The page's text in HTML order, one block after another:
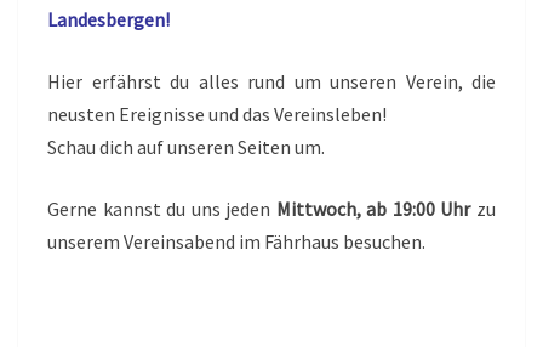
Landesbergen!
Hier erfährst du alles rund um unseren Verein, die
neusten Ereignisse und das Vereinsleben!
Schau dich auf unseren Seiten um.
Gerne kannst du uns jeden Mittwoch, ab 19:00 Uhrzu
unserem Vereinsabend im Fährhaus besuchen.